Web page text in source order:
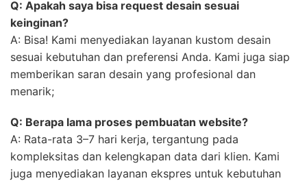
Q: Apakah saya bisa request desain sesuai
keinginan?
A: Bisa! Kami menyediakan layanan kustom desain
sesuai kebutuhan dan preferensi Anda. Kami juga siap
memberikan saran desain yang profesional dan
menarik;
Q: Berapa lama proses pembuatan website?
A: Rata-rata 3–7 hari kerja, tergantung pada
kompleksitas dan kelengkapan data dari klien. Kami
juga menyediakan layanan ekspres untuk kebutuhan